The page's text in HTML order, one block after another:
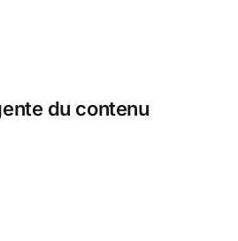
du contenu